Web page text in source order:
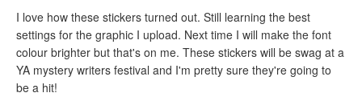
I love how these stickers turned out. Still learning the best
settings for the graphic I upload. Next time I will make the font
colour brighter but that's on me. These stickers will be swag at a
YA mystery writers festival and I'm pretty sure they're going to
be a hit!